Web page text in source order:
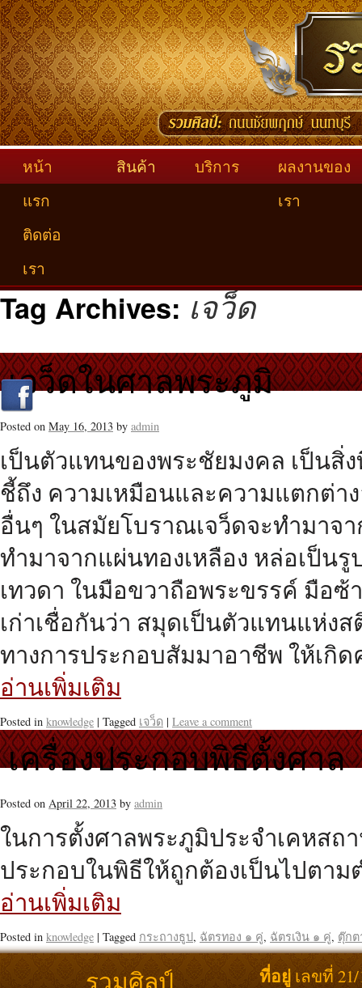
หน้า
แรก
สินค้า บริการ
ผลงานของ
เรา
ติดต่อ
เรา
Tag Archives: เจว็ด
เจว็ดในศาลพระภูมิ
Posted on May 16, 2013 by admin
เป็นตัวแทนของพระชัยมงคล เป็นสิ่
ชี้ถึง ความเหมือนและความแตกต่า
อื่นๆ ในสมัยโบราณเจว็ดจะทำมา
ทำมาจากแผ่นทองเหลือง หล่อเป็น
เทวดา ในมือขวาถือพระขรรค์ มือ
เก่าเชื่อกันว่า สมุดเป็นตัวแทนแห่ง
ทางการประกอบสัมมาอาชีพ ให้เกิด
อ่านเพิ่มเติม
Posted in knowledge | Tagged เจว็ด | Leave a comment
เครื่องประกอบพิธีตั้งศาล
Posted on April 22, 2013 by admin
ในการตั้งศาลพระภูมิประจำเคหสถ
ประกอบในพิธีให้ถูกต้องเป็นไปตาม
อ่านเพิ่มเติม
Posted in knowledge | Tagged กระถางธูป, ฉัตรทอง ๑ คู่, ฉัตรเงิน ๑ คู่, ตุ๊กต
รวมศิลป์ ที่อยู่ เลขที่